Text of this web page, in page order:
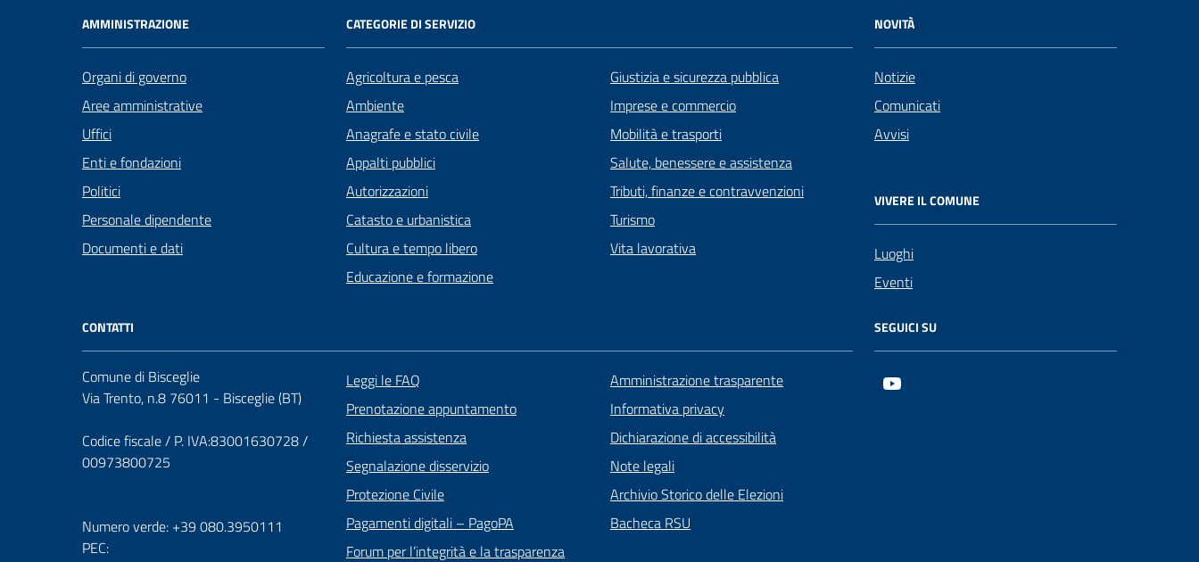
AMMINISTRAZIONE
Organi di governo
Aree amministrative
Uffici
Enti e fondazioni
Politici
Personale dipendente
Documenti e dati
CATEGORIE DI SERVIZIO
Agricoltura e pesca
Ambiente
Anagrafe e stato civile
Appalti pubblici
Autorizzazioni
Catasto e urbanistica
Cultura e tempo libero
Educazione e formazione
Giustizia e sicurezza pubblica
Imprese e commercio
Mobilità e trasporti
Salute, benessere e assistenza
Tributi, finanze e contravvenzioni
Turismo
Vita lavorativa
NOVITÀ
Notizie
Comunicati
Avvisi
VIVERE IL COMUNE
Luoghi
Eventi
CONTATTI
Comune di Bisceglie
Via Trento, n.8 76011 - Bisceglie (BT)
Codice fiscale / P. IVA:83001630728 /
00973800725
Numero verde: +39 080.3950111
PEC:
Leggi le FAQ
Prenotazione appuntamento
Richiesta assistenza
Segnalazione disservizio
Protezione Civile
Pagamenti digitali – PagoPA
Forum per l’integrità e la trasparenza
Amministrazione trasparente
Informativa privacy
Dichiarazione di accessibilità
Note legali
Archivio Storico delle Elezioni
Bacheca RSU
SEGUICI SU